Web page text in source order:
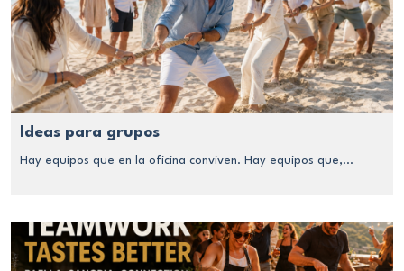
Ideas para grupos
Hay equipos que en la oficina conviven. Hay equipos que,...